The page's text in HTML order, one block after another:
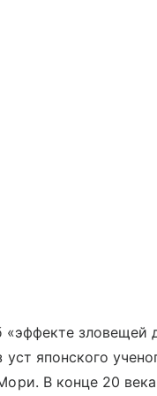
«эффекте зловещей
японского
В конце 20